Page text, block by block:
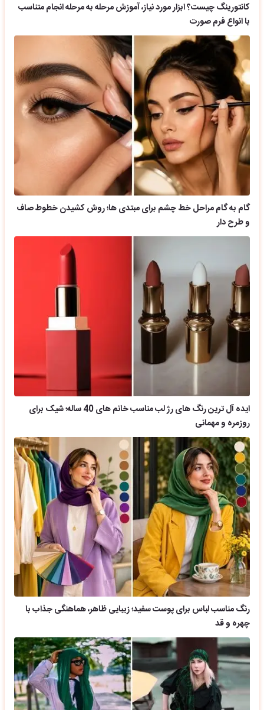
کانتورینگ چیست؟ ابزار مورد نیاز، آموزش مرحله به مرحله انجام متناسب
با انواع فرم صورت
گام به گام مراحل خط چشم برای مبتدی ها؛ روش کشیدن خطوط صاف
و طرح دار
ایده آل ترین رنگ های رژ لب مناسب خانم های 40 ساله؛ شیک برای
روزمره و مهمانی
رنگ مناسب لباس برای پوست سفید؛ زیبایی ظاهر، هماهنگی جذاب با
چهره و قد